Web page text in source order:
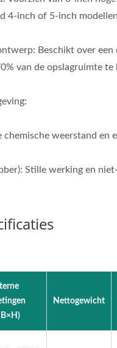
4-inch of 5-inch
Beschikt over
van de opslagruimte te
chemische weerstand
Stille werking en
Nettogewicht
Op